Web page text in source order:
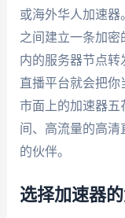
或海外华人加速
之间建立一条加密
内的服务器节点转
直播平台就会把你
市面上的加速器五
间、高流量的高
的伙伴。
选择加速器